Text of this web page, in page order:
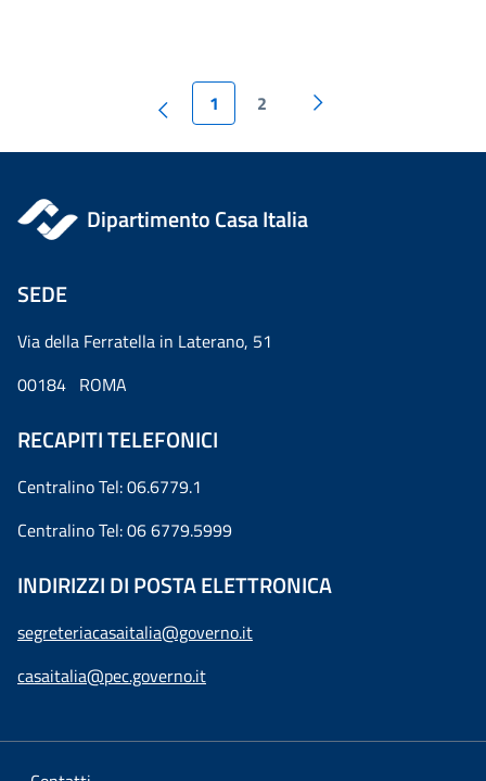
1 2
Dipartimento Casa Italia
SEDE
Via della Ferratella in Laterano, 51
00184 ROMA
RECAPITI TELEFONICI
Centralino Tel: 06.6779.1
Centralino Tel: 06 6779.5999
INDIRIZZI DI POSTA ELETTRONICA
segreteriacasaitalia@governo.it
casaitalia@pec.governo.it